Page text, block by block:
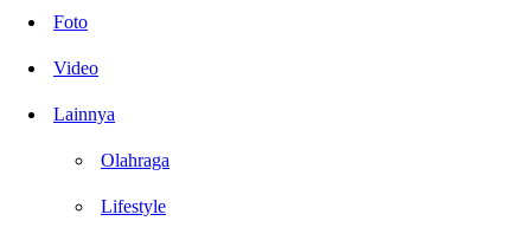
Foto
Video
Lainnya
Olahraga
Lifestyle